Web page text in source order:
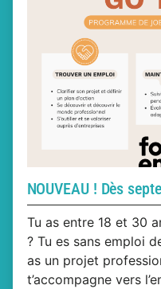
NOUVEAU ! Dès
Tu as entre 18 et 30
? Tu es sans emploi
as un projet
t’accompagne vers